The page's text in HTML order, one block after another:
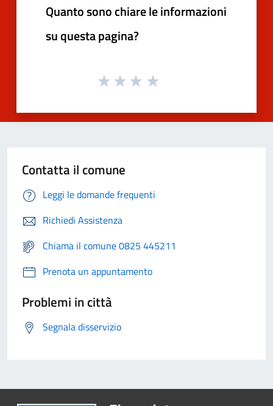
Quanto sono chiare le informazioni
su questa pagina?
Contatta il comune
Leggi le domande frequenti
Richiedi Assistenza
Chiama il comune 0825 445211
Prenota un appuntamento
Problemi in città
Segnala disservizio